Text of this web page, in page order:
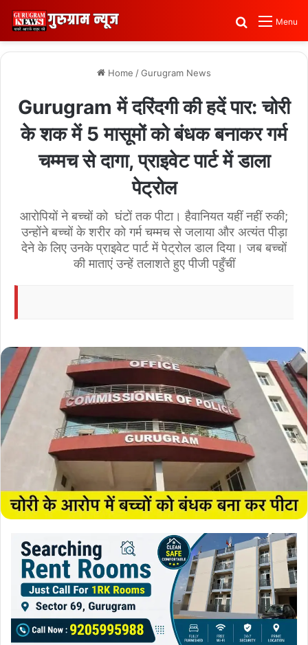
Menu
Search for
Home /Gurugram News
Gurugram में दरिंदगी की हदें पार: चोरी
के शक में 5 मासूमों को बंधक बनाकर गर्म
चम्मच से दागा, प्राइवेट पार्ट में डाला
पेट्रोल
आरोपियों ने बच्चों को घंटों तक पीटा। हैवानियत यहीं नहीं रुकी;
उन्होंने बच्चों के शरीर को गर्म चम्मच से जलाया और अत्यंत पीड़ा
देने के लिए उनके प्राइवेट पार्ट में पेट्रोल डाल दिया। जब बच्चों
की माताएं उन्हें तलाशते हुए पीजी पहुँचीं